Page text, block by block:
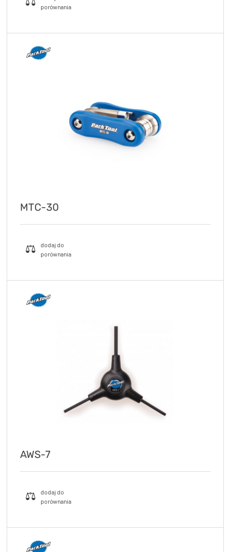
MTC-30
AWS-7